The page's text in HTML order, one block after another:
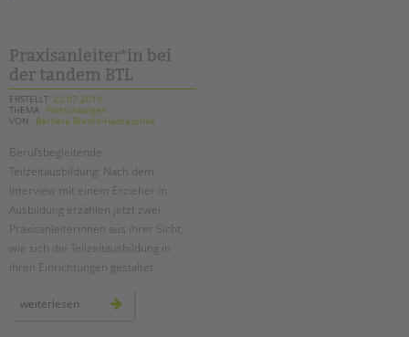
Förderzentren
Kollegs
EFöB
Schulbezogene Sozialarbeit
HILFEN ZUR ERZIEHUNG
EINGLIEDERUNGSHILFE
BETREUTES WOHNEN
TANDEM BTL AKADEMIE
Suchen
Praxisanleiter*in bei
der tandem BTL
ERSTELLT 22.07.2019
THEMA
Fortbildungen
VON
Barbara Brecht-Hadraschek
Berufsbegleitende
Teilzeitausbildung: Nach dem
Interview mit einem Erzieher in
Ausbildung erzählen jetzt zwei
Praxisanleiterinnen aus ihrer Sicht,
wie sich die Teilzeitausbildung in
ihren Einrichtungen gestaltet.
weiterlesen praxisanleiter*in